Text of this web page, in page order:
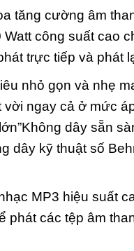
tăng cường âm
Watt công suất cao
trực tiếp và phát
nhỏ gọn và nhẹ
vời ngay cả ở mức
dây sẵn
dây kỹ thuật số
MP3 hiệu suất
phát các tệp âm